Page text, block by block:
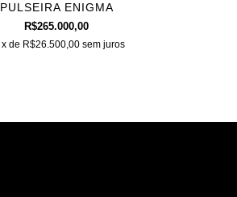
PULSEIRA ENIGMA
R$265.000,00
x de R$26.500,00 sem juros